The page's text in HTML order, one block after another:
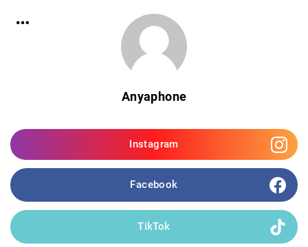
Anyaphone
Instagram
Facebook
TikTok